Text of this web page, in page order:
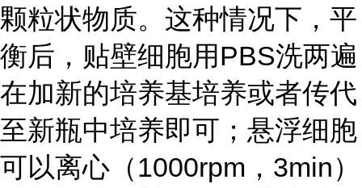
颗粒状物质。这种情况下，平
衡后，贴壁细胞用PBS洗两遍
在加新的培养基培养或者传代
至新瓶中培养即可；悬浮细胞
可以离心（1000rpm，3min）